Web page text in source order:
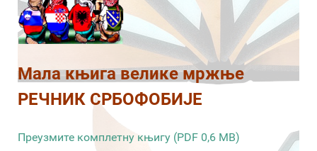
Мала књига велике мржње
РЕЧНИК СРБОФОБИЈЕ
Преузмите комплетну књигу (PDF 0,6 MB)